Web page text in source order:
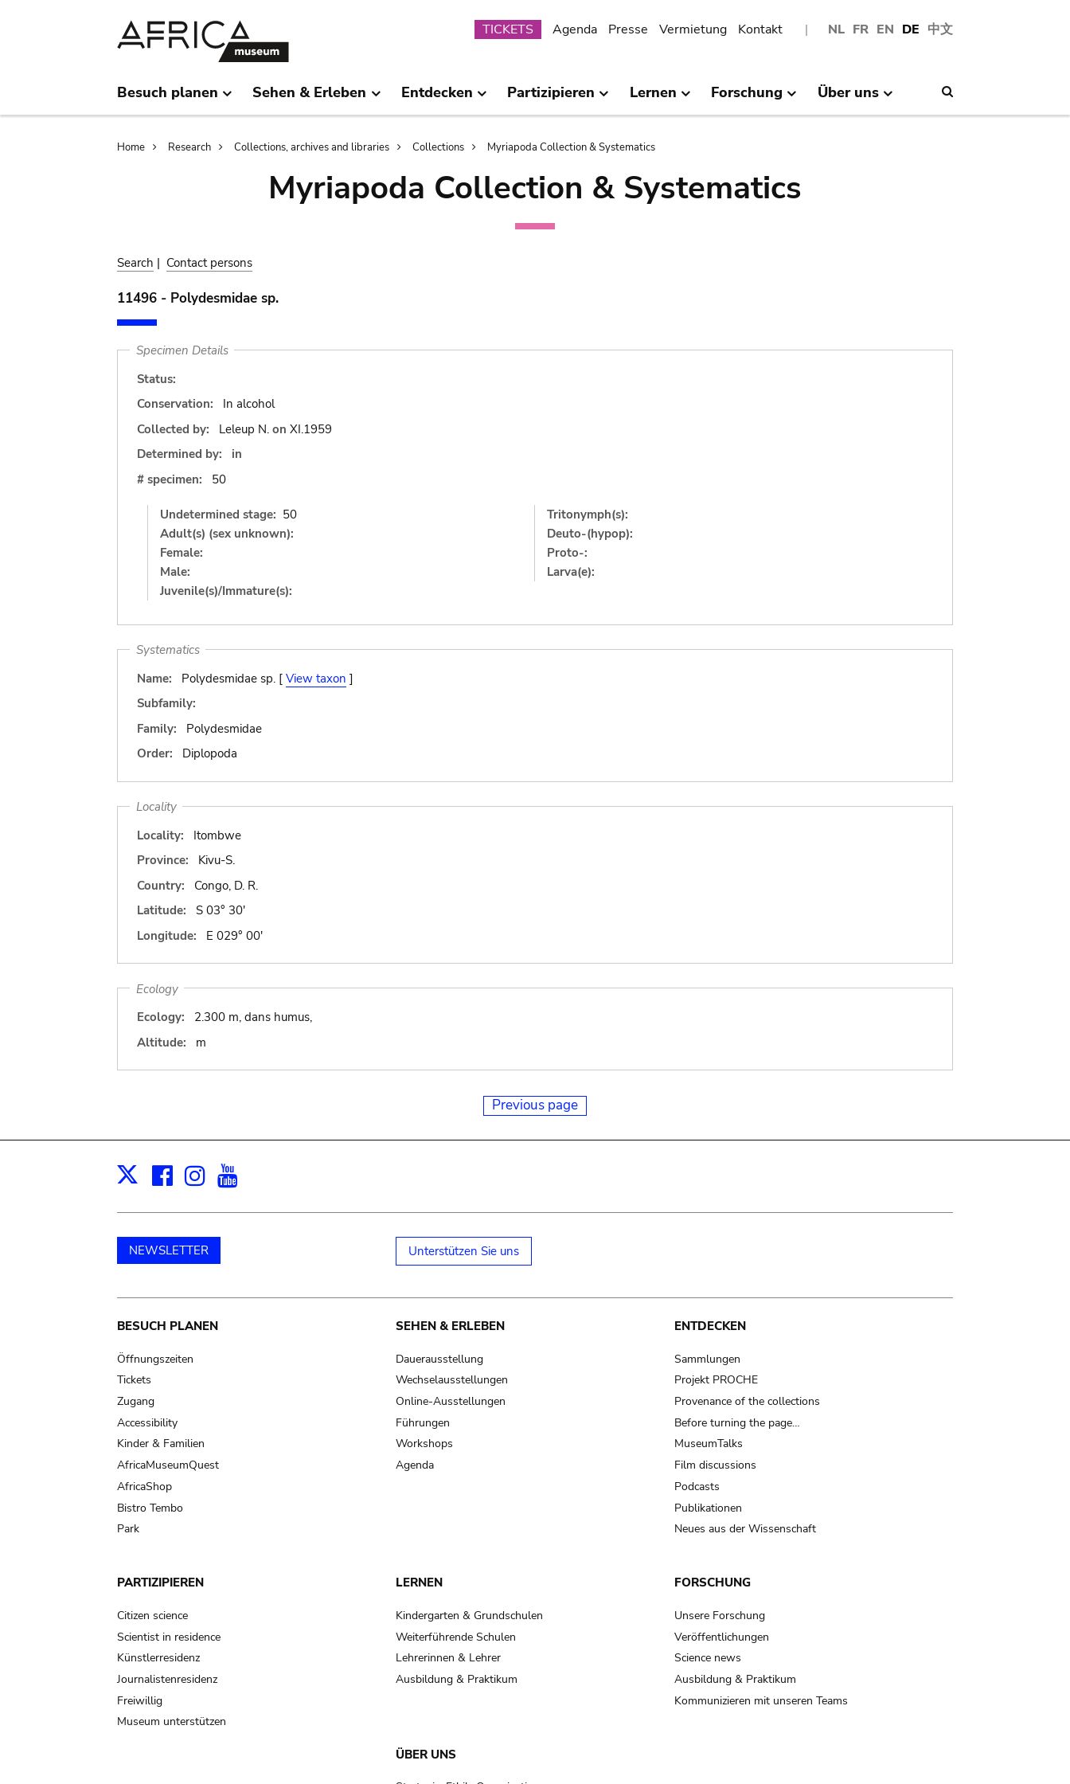
NL FR EN DE 中文
Submenu
TICKETS Agenda Presse Vermietung Kontakt
Besuch planen Sehen & Erleben Entdecken Partizipieren Lernen Forschung Über uns
Breadcrumb
Home Research Collections, archives and libraries Collections Myriapoda Collection & Systematics
Myriapoda Collection & Systematics
Search | Contact persons
11496 - Polydesmidae sp.
Specimen Details
Status:
Conservation:
In alcohol
Collected by:
Leleup N. on XI.1959
Determined by:
in
# specimen:
50
Undetermined stage: 50
Adult(s) (sex unknown):
Female:
Male:
Juvenile(s)/Immature(s):
Tritonymph(s):
Deuto-(hypop):
Proto-:
Larva(e):
Systematics
Name:
Polydesmidae sp. [ View taxon ]
Subfamily:
Family:
Polydesmidae
Order:
Diplopoda
Locality
Locality:
Itombwe
Province:
Kivu-S.
Country:
Congo, D. R.
Latitude:
S 03° 30'
Longitude:
E 029° 00'
Ecology
Ecology:
2.300 m, dans humus,
Altitude:
m
Previous page
X Facebook
Instagram
NEWSLETTER Unterstützen Sie uns
Main
navigation
BESUCH PLANEN
Öffnungszeiten
Tickets
Zugang
Accessibility
Kinder & Familien
AfricaMuseumQuest
AfricaShop
Bistro Tembo
Park
SEHEN & ERLEBEN
Dauerausstellung
Wechselausstellungen
Online-Ausstellungen
Führungen
Workshops
Agenda
ENTDECKEN
Sammlungen
Projekt PROCHE
Provenance of the collections
Before turning the page…
MuseumTalks
Film discussions
Podcasts
Publikationen
Neues aus der Wissenschaft
PARTIZIPIEREN
Citizen science
Scientist in residence
Künstlerresidenz
Journalistenresidenz
Freiwillig
Museum unterstützen
LERNEN
Kindergarten & Grundschulen
Weiterführende Schulen
Lehrerinnen & Lehrer
Ausbildung & Praktikum
FORSCHUNG
Unsere Forschung
Veröffentlichungen
Science news
Ausbildung & Praktikum
Kommunizieren mit unseren Teams
ÜBER UNS